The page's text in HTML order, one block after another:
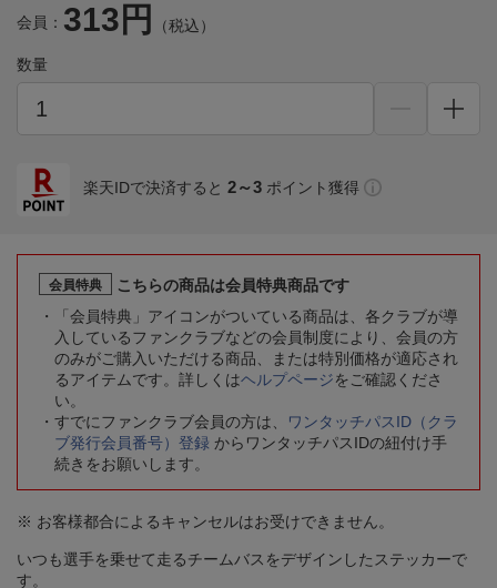
会員： 313円 （税込）
数量
楽天IDで決済すると 2～3 ポイント獲得
会員特典
こちらの商品は会員特典商品です
「会員特典」アイコンがついている商品は、各クラブが導
入しているファンクラブなどの会員制度により、会員の方
のみがご購入いただける商品、または特別価格が適応され
るアイテムです。詳しくはヘルプページをご確認くださ
い。
すでにファンクラブ会員の方は、
ワンタッチパスID（クラ
ブ発行会員番号）登録 からワンタッチパスIDの紐付け手
続きをお願いします。
※ お客様都合によるキャンセルはお受けできません。
いつも選手を乗せて走るチームバスをデザインしたステッカーで
す。